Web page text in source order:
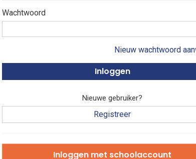
Wachtwoord
Nieuw wachtwoord
Nieuwe gebruiker?
Registreer
Inloggen met schoolaccount